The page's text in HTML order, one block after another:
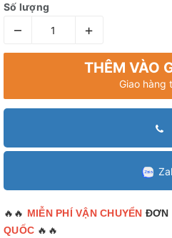
Số lượng
– +
THÊM VÀO
Giao hàng
🔥🔥 MIỄN PHÍ VẬN CHUYỂN ĐƠN
QUỐC 🔥🔥